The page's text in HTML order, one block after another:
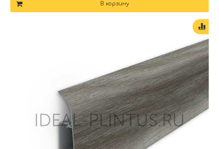
В корзину